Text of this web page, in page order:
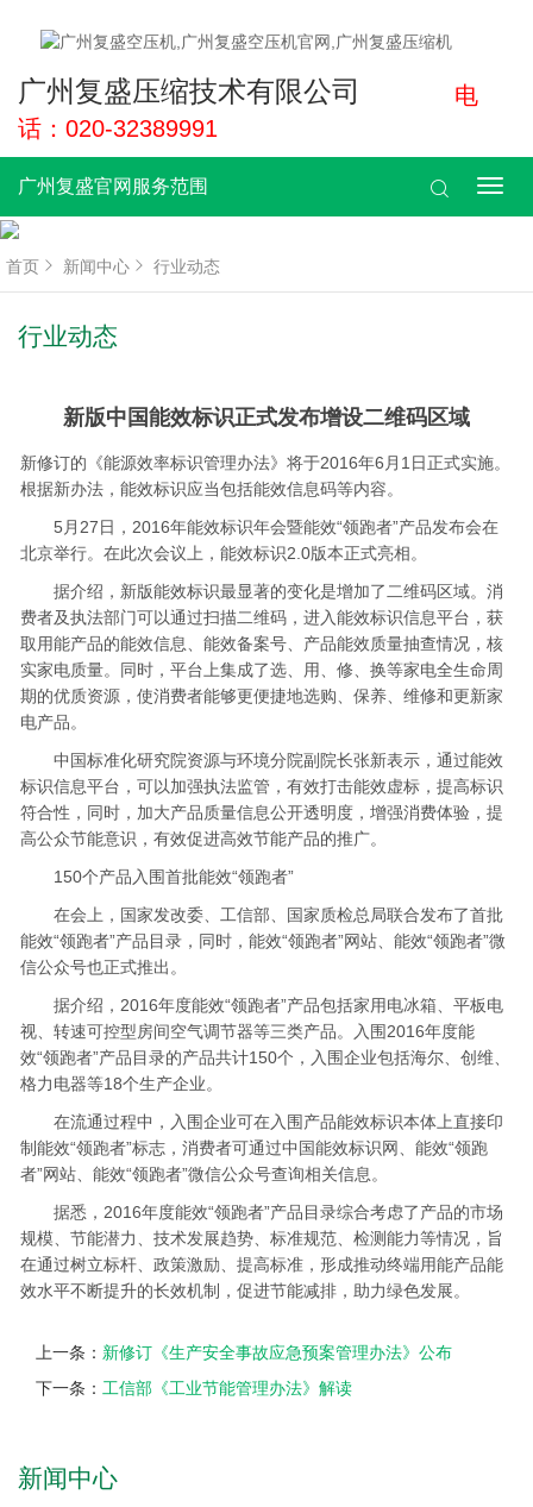
广州复盛压缩技术有限公司
电
话：020-32389991
广
广州复盛官网服务范围
首页 新闻中心 行业动态
行业动态
新版中国能效标识正式发布增设二维码区域
新修订的《能源效率标识管理办法》将于2016年6月1日正式实施。
根据新办法，能效标识应当包括能效信息码等内容。
5月27日，2016年能效标识年会暨能效“领跑者”产品发布会在
北京举行。在此次会议上，能效标识2.0版本正式亮相。
据介绍，新版能效标识最显著的变化是增加了二维码区域。消
费者及执法部门可以通过扫描二维码，进入能效标识信息平台，获
取用能产品的能效信息、能效备案号、产品能效质量抽查情况，核
实家电质量。同时，平台上集成了选、用、修、换等家电全生命周
期的优质资源，使消费者能够更便捷地选购、保养、维修和更新家
电产品。
中国标准化研究院资源与环境分院副院长张新表示，通过能效
标识信息平台，可以加强执法监管，有效打击能效虚标，提高标识
符合性，同时，加大产品质量信息公开透明度，增强消费体验，提
高公众节能意识，有效促进高效节能产品的推广。
150个产品入围首批能效“领跑者”
在会上，国家发改委、工信部、国家质检总局联合发布了首批
能效“领跑者”产品目录，同时，能效“领跑者”网站、能效“领跑者”微
信公众号也正式推出。
据介绍，2016年度能效“领跑者”产品包括家用电冰箱、平板电
视、转速可控型房间空气调节器等三类产品。入围2016年度能
效“领跑者”产品目录的产品共计150个，入围企业包括海尔、创维、
格力电器等18个生产企业。
在流通过程中，入围企业可在入围产品能效标识本体上直接印
制能效“领跑者”标志，消费者可通过中国能效标识网、能效“领跑
者”网站、能效“领跑者”微信公众号查询相关信息。
据悉，2016年度能效“领跑者”产品目录综合考虑了产品的市场
规模、节能潜力、技术发展趋势、标准规范、检测能力等情况，旨
在通过树立标杆、政策激励、提高标准，形成推动终端用能产品能
效水平不断提升的长效机制，促进节能减排，助力绿色发展。
上一条： 新修订《生产安全事故应急预案管理办法》公布
下一条： 工信部《工业节能管理办法》解读
新闻中心